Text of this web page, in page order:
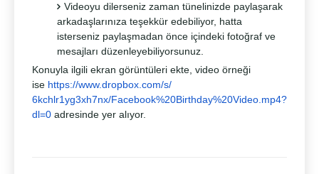
Videoyu dilerseniz zaman tünelinizde paylaşarak
arkadaşlarınıza teşekkür edebiliyor, hatta
isterseniz paylaşmadan önce içindeki fotoğraf ve
mesajları düzenleyebiliyorsunuz.
Konuyla ilgili ekran görüntüleri ekte, video örneği
ise https://www.dropbox.com/s/
6kchlr1yg3xh7nx/Facebook%20Birthday%20Video.mp4?
dl=0 adresinde yer alıyor.